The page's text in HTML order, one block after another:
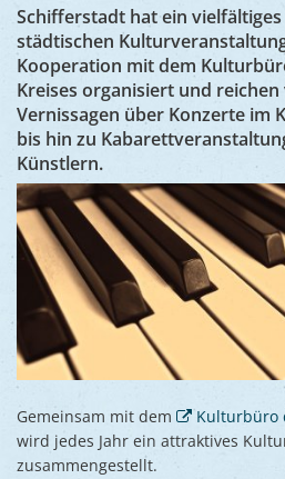
Schifferstadt hat ein
städtischen
Kooperation mit dem
Kreises organisiert und
Vernissagen über Konzerte im
bis hin zu
Künstlern.
Gemeinsam mit dem
Kulturbüro
wird jedes Jahr ein attraktives
zusammengestellt.